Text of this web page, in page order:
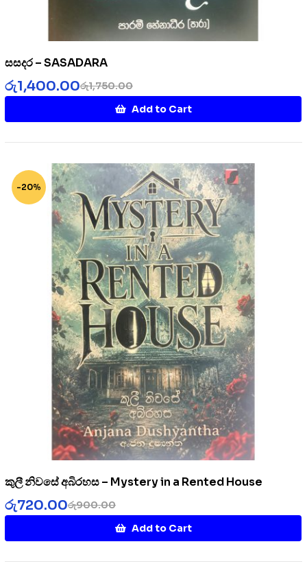
සසදර – SASADARA
රු1,750.00
රු1,400.00
Add to Cart
-20%
කුලී නිවසේ අබිරහස – Mystery in a Rented House
රු900.00
රු720.00
Add to Cart